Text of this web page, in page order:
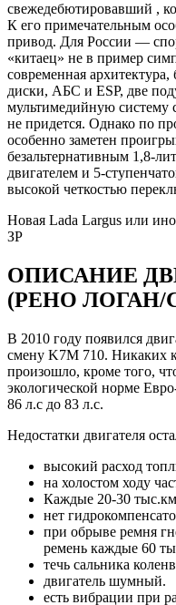
свежедебютировавший ,
К его примечательным
привод. Для России —
«китаец» не в пример
современная
диски, АБС и ESP, две
мультимедийную систему
не придется. Однако по
особенно заметен
безальтернативным 1,8-
двигателем и 5-
высокой четкостью
Новая Lada Largus или
ЗР
ОПИСАНИЕ
(РЕНО ЛОГАН/
В 2010 году появился
смену K7M 710. Никаких
произошло, кроме того,
экологической норме
86 л.с до 83 л.с.
Недостатки двигателя
высокий расход
на холостом ходу
Каждые 20-30 тыс.км
нет
при обрыве ремня
ремень каждые 60
течь сальника
двигатель шумный.
есть вибрации при